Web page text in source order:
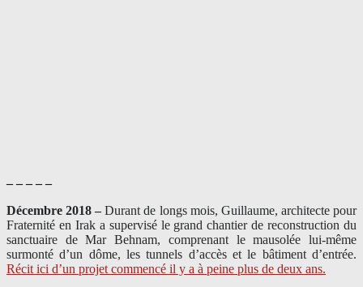
– – – – –
Décembre 2018 –Durant de longs mois, Guillaume, architecte pour
Fraternité en Irak a supervisé le grand chantier de reconstruction du
sanctuaire de Mar Behnam, comprenant le mausolée lui-même
surmonté d’un dôme, les tunnels d’accès et le bâtiment d’entrée.
Récit ici d’un projet commencé il y a à peine plus de deux ans.